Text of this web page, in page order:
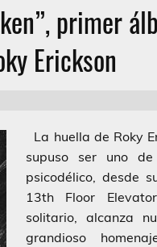
primer
Erickson
La huella de Roky
supuso ser uno
psicodélico, desde
13th Floor
solitario, alcanza
grandioso